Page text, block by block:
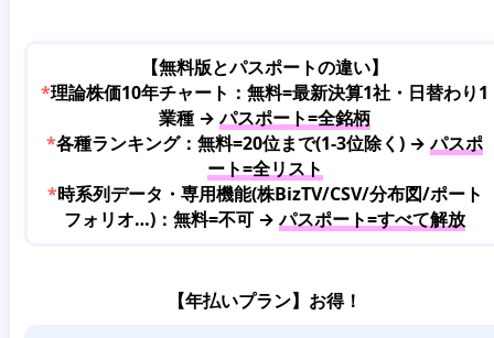
【無料版とパスポートの違い】
*理論株価10年チャート：無料=最新決算1社・日替わり1
業種 →パスポート=全銘柄
*各種ランキング：無料=20位まで(1-3位除く) →パスポ
ート=全リスト
*時系列データ・専用機能(株BizTV/CSV/分布図/ポート
フォリオ…)：無料=不可 →パスポート=すべて解放
【年払いプラン】お得！